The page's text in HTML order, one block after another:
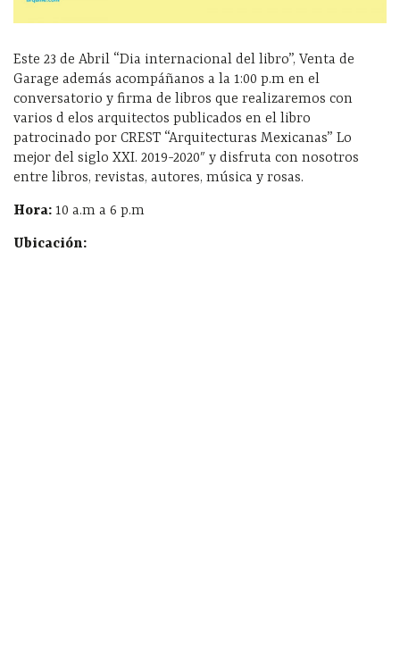
Este 23 de Abril “Dia internacional del libro”, Venta de
Garage además acompáñanos a la 1:00 p.m en el
conversatorio y firma de libros que realizaremos con
varios d elos arquitectos publicados en el libro
patrocinado por CREST “Arquitecturas Mexicanas” Lo
mejor del siglo XXI. 2019-2020″ y disfruta con nosotros
entre libros, revistas, autores, música y rosas.
Hora: 10 a.m a 6 p.m
Ubicación: